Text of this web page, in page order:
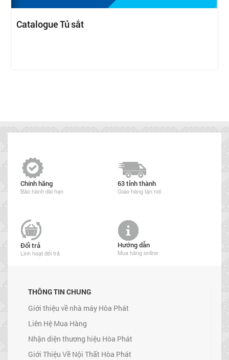
Catalogue Tủ sắt
Chính hãng
Bảo hành dài hạn
63 tỉnh thành
Giao hàng tận nơi
Đổi trả
Linh hoạt đổi trả
Hướng dẫn
Mua hàng online
THÔNG TIN CHUNG
Giới thiệu về nhà máy Hòa Phát
Liên Hệ Mua Hàng
Nhận diện thương hiệu Hòa Phát
Giới Thiệu Về Nội Thất Hòa Phát